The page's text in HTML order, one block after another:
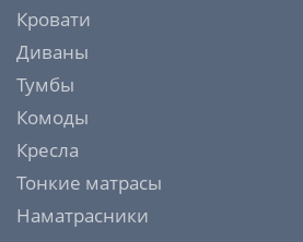
Кровати
Диваны
Тумбы
Комоды
Кресла
Тонкие матрасы
Наматрасники